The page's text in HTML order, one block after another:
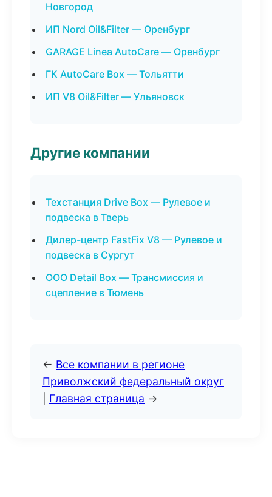
Новгород
ИП Nord Oil&Filter — Оренбург
GARAGE Linea AutoCare — Оренбург
ГК AutoCare Box — Тольятти
ИП V8 Oil&Filter — Ульяновск
Другие компании
Техстанция Drive Box — Рулевое и
подвеска в Тверь
Дилер-центр FastFix V8 — Рулевое и
подвеска в Сургут
ООО Detail Box — Трансмиссия и
сцепление в Тюмень
← Все компании в регионе
Приволжский федеральный округ
Главная страница →